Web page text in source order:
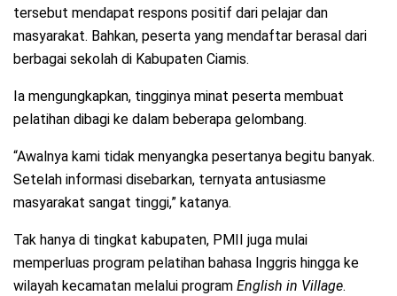
tersebut mendapat respons positif dari pelajar dan
masyarakat. Bahkan, peserta yang mendaftar berasal dari
berbagai sekolah di Kabupaten Ciamis.
Ia mengungkapkan, tingginya minat peserta membuat
pelatihan dibagi ke dalam beberapa gelombang.
“Awalnya kami tidak menyangka pesertanya begitu banyak.
Setelah informasi disebarkan, ternyata antusiasme
masyarakat sangat tinggi,” katanya.
Tak hanya di tingkat kabupaten, PMII juga mulai
memperluas program pelatihan bahasa Inggris hingga ke
wilayah kecamatan melalui program English in Village.